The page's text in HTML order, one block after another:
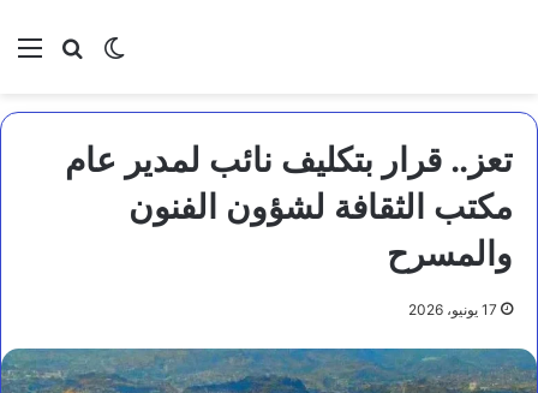
بحثالوضع
تعز.. قرار بتكليف نائب لمدير عام
مكتب الثقافة لشؤون الفنون
والمسرح
17 يونيو، 2026